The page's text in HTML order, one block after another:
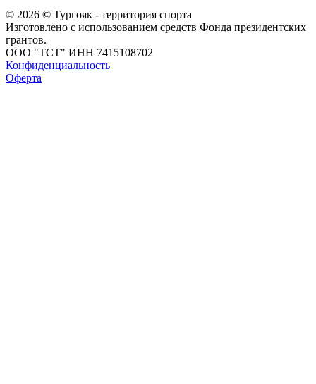
© 2026 © Тургояк - территория спорта
Изготовлено с использованием средств Фонда президентских
грантов.
ООО "ТСТ" ИНН 7415108702
Конфиденциальность
Оферта